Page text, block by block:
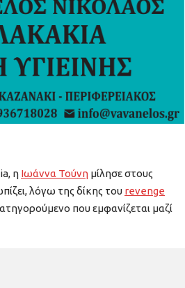
η Ιωάννα Τούνη μίλησε στους
λόγω της δίκης του revenge
που εμφανίζεται μαζί